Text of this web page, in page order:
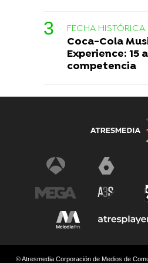
FECHA HISTÓRICA
Coca-Cola
Experience: 15
competencia
© Atresmedia Corporación de Medios de